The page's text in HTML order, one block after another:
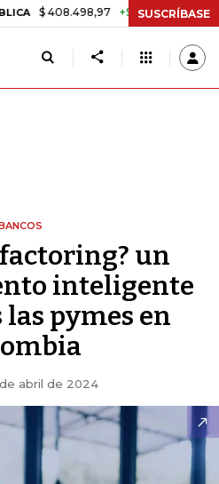
$ 408.498,97 +$ 8.753,81 +2,19%
SUSCRÍBASE
factoring? un
inteligente
pymes en
abril de 2024